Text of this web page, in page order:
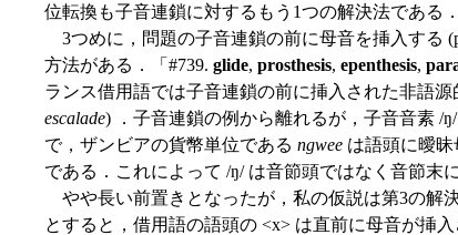
位転換も子音連鎖に対するもう1つの解決法である．
3つめに，問題の子音連鎖の前に母音を挿入する
方法がある．「#739. glide, prosthesis, epenthesis,
ランス借用語では子音連鎖の前に挿入された非語源
escalade) ．子音連鎖の例から離れるが，子音音素 /
で，ザンビアの貨幣単位である ngwee は語頭に曖昧
である．これによって /ŋ/ は音節頭ではなく音節末
やや長い前置きとなったが，私の仮説は第3の解
とすると，借用語の語頭の <x> は直前に母音が挿